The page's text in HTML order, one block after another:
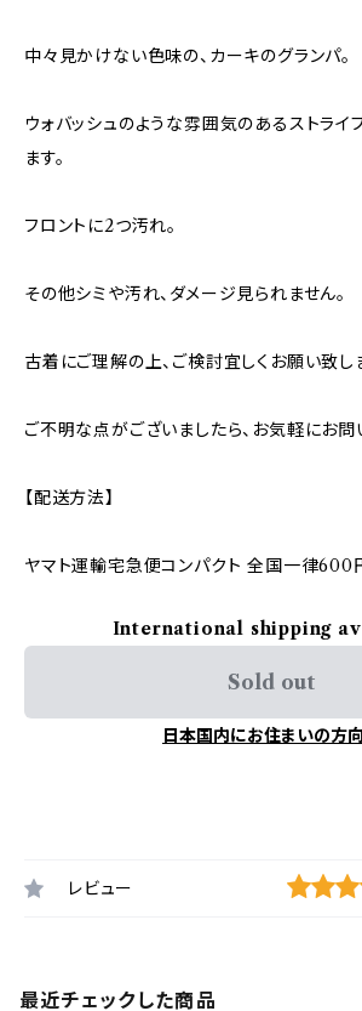
中々見かけない色味の、カーキのグランパ。
ウォバッシュのような雰囲気のあるストラ
ます。
フロントに2つ汚れ。
その他シミや汚れ、ダメージ見られません。
古着にご理解の上、ご検討宜しくお願い致し
ご不明な点がございましたら、お気軽にお問
【配送方法】
ヤマト運輸宅急便コンパクト 全国一律600
International shipping
Sold out
日本国内にお住まいの方
レビュー
最近チェックした商品